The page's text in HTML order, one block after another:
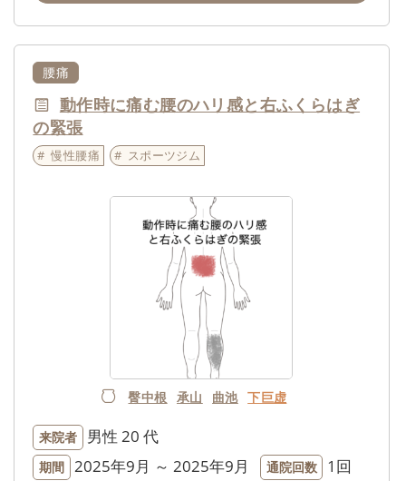
腰痛
動作時に痛む腰のハリ感と右ふくらはぎ
の緊張
慢性腰痛 スポーツジム
臀中根 承山 曲池 下巨虚
来院者 男性 20 代
期間 2025年9月 ～ 2025年9月 通院回数 1回